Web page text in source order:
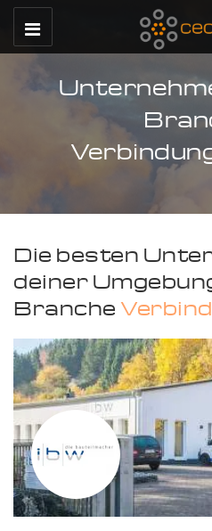
Die besten
deiner
Branche